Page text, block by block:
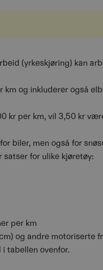
(yrkeskjøring) kan
og inkluderer også
kr per km, vil 3,50 kr
biler, men også for
satser for ulike kjøretøy:
per km
og andre motoriserte
tabellen ovenfor.